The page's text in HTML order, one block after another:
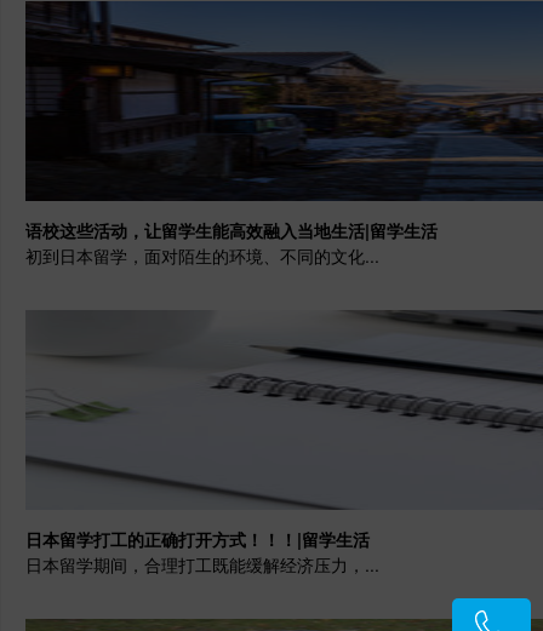
语校这些活动，让留学生能高效融入当地生活|留学生活
初到日本留学，面对陌生的环境、不同的文化...
日本留学打工的正确打开方式！！！|留学生活
日本留学期间，合理打工既能缓解经济压力，...